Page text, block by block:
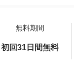
無料期間
初回31日間無料